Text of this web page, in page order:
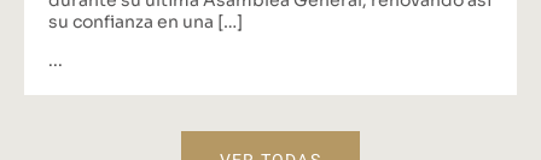
su confianza en una […]
...